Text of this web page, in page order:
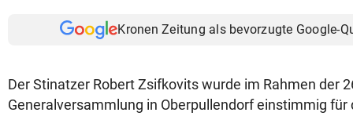
Kronen Zeitung als bevorzugte Google-
Der Stinatzer Robert Zsifkovits wurde im Rahmen der
Generalversammlung in Oberpullendorf einstimmig für